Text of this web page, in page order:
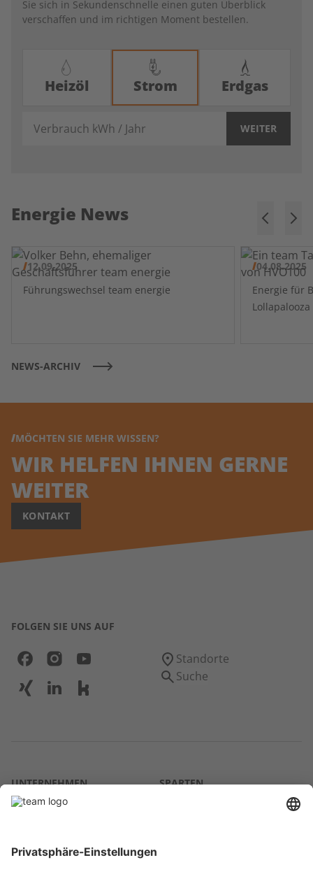
Sie sich in Sekundenschnelle einen guten Überblick
verschaffen und im richtigen Moment bestellen.
Heizöl Strom Erdgas
WEITER
Energie News
12.09.2025
Führungswechsel team energie
04.08.2025
Energie für
NEWS-ARCHIV
MÖCHTEN SIE MEHR WISSEN?
WIR HELFEN IHNEN GERNE
WEITER
KONTAKT
FOLGEN SIE UNS AUF
Standorte
Suche
UNTERNEHMEN
Über uns
Karriere
SPARTEN